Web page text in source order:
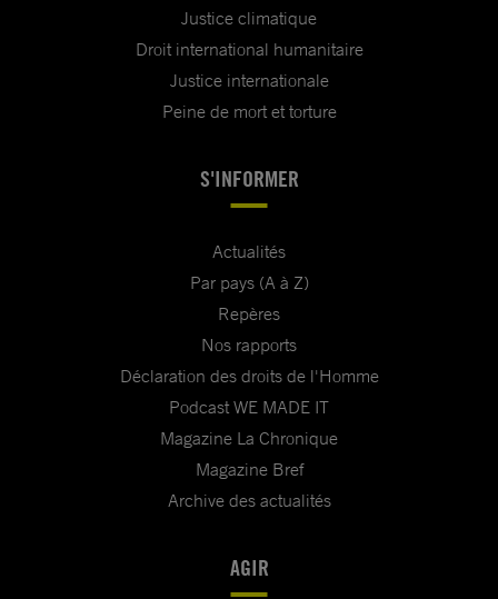
Justice climatique
Droit international humanitaire
Justice internationale
Peine de mort et torture
S'INFORMER
Actualités
Par pays (A à Z)
Repères
Nos rapports
Déclaration des droits de l'Homme
Podcast WE MADE IT
Magazine La Chronique
Magazine Bref
Archive des actualités
AGIR